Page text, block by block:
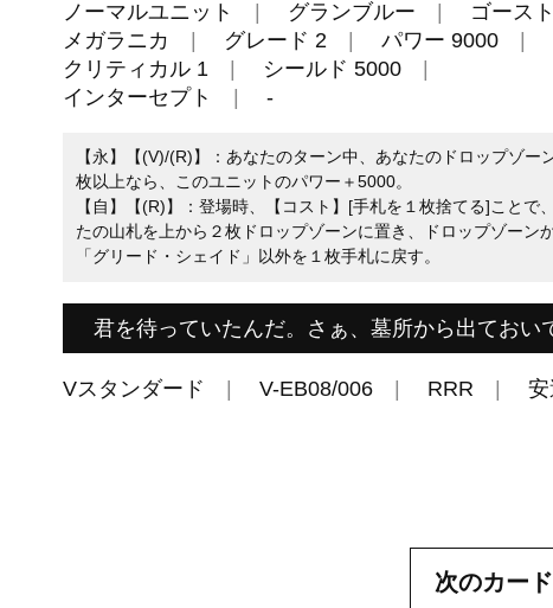
ノーマルユニット グランブルー
ゴースト
メガラニカ
グレード 2
パワー 9000
クリティカル 1
シールド 5000
インターセプト
-
【永】【(V)/(R)】：あなたのターン中、あなたのドロップゾー
枚以上なら、このユニットのパワー＋5000。
【自】【(R)】：登場時、【コスト】[手札を１枚捨てる]ことで
たの山札を上から２枚ドロップゾーンに置き、ドロップゾーン
「グリード・シェイド」以外を１枚手札に戻す。
君を待っていたんだ。さぁ、墓所から出ておい
Vスタンダード V-EB08/006 RRR
次のカード